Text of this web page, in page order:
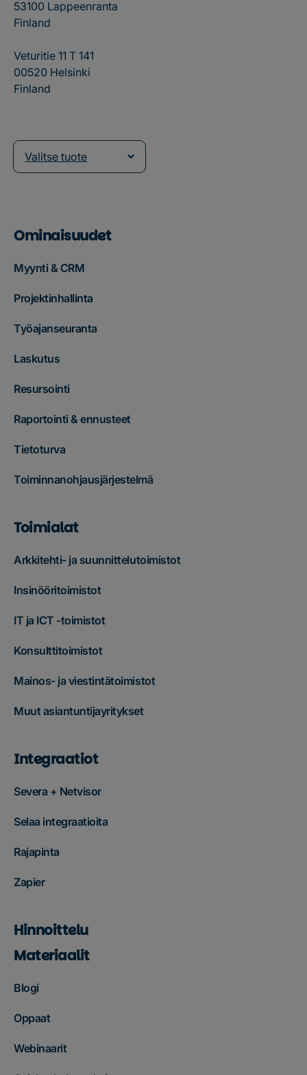
53100 Lappeenranta
Finland
Veturitie 11 T 141
00520 Helsinki
Finland
Valitse tuote
Ominaisuudet
Myynti & CRM
Projektinhallinta
Työajanseuranta
Laskutus
Resursointi
Raportointi & ennusteet
Tietoturva
Toiminnanohjausjärjestelmä
Toimialat
Arkkitehti- ja suunnittelutoimistot
Insinööritoimistot
IT ja ICT -toimistot
Konsulttitoimistot
Mainos- ja viestintätoimistot
Muut asiantuntijayritykset
Integraatiot
Severa + Netvisor
Selaa integraatioita
Rajapinta
Zapier
Hinnoittelu
Materiaalit
Blogi
Oppaat
Webinaarit